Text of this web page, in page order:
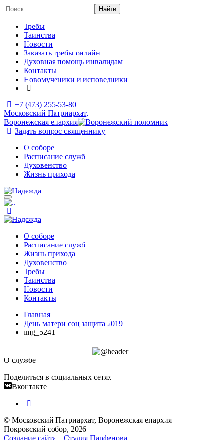
Требы
Таинства
Новости
Заказать требы онлайн
Духовная помощь инвалидам
Контакты
Новомученики и исповедники
+7 (473) 255-53-80
Московский Патриархат,
Воронежская епархия
Задать вопрос священнику
О соборе
Расписание служб
Духовенство
Жизнь прихода
О соборе
Расписание служб
Жизнь прихода
Духовенство
Требы
Таинства
Новости
Контакты
Главная
День матери соц защита 2019
img_5241
О службе
Поделиться в социальных сетях
Вконтакте
© Московский Патриархат, Воронежcкая епархия
Покровский собор, 2026
Создание сайта – Cтудия Парфенова